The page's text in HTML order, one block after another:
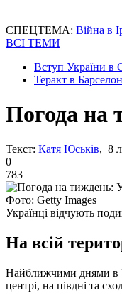
СПЕЦТЕМА: Війна в
ВСІ ТЕМИ
Вступ України в
Теракт в
Погода на
Текст: Катя Юськів, 8
0
783
Фото: Getty Images
Українці відчують
На всій
Найближчими днями в
центрі, на півдні та